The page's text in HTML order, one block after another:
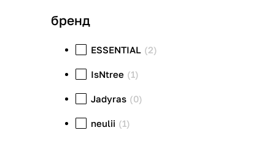
бренд
ESSENTIAL (2)
IsNtree (1)
Jadyras (0)
neulii (1)